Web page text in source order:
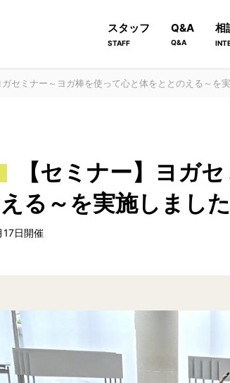
スタッフ
STAFF
Q&A
Q&A
相
ガセミナー～ヨガ棒を使って心と体をととのえる～を
【セミナー】​​ヨガ
る～を実施しました
日開催